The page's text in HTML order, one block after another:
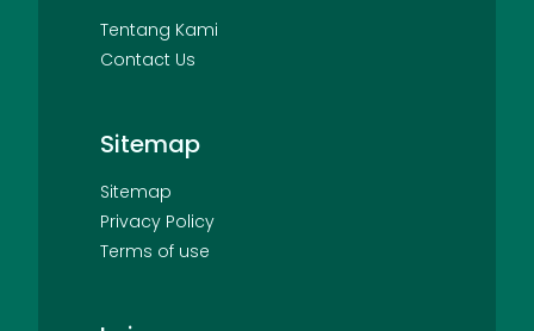
Tentang Kami
Contact Us
Sitemap
Sitemap
Privacy Policy
Terms of use